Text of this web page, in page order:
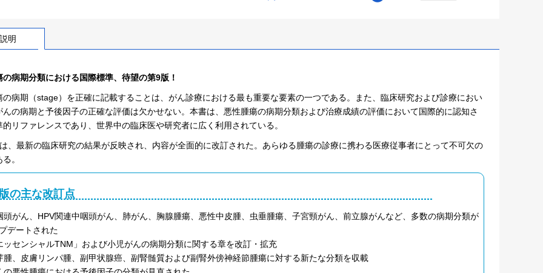
明
の病期分類における国際標準、待望の第9版！
の病期（stage）を正確に記載することは、がん診療における最も重要な要素の一つである。また、臨床研究および診療におい
んの病期と予後因子の正確な評価は欠かせない。本書は、悪性腫瘍の病期分類および治療成績の評価において国際的に認知さ
的リファレンスであり、世界中の臨床医や研究者に広く利用されている。
、最新の臨床研究の結果が反映され、内容が全面的に改訂された。あらゆる腫瘍の診療に携わる医療従事者にとって不可欠の
。
の主な改訂点
頭がん、HPV関連中咽頭がん、肺がん、胸腺腫瘍、悪性中皮腫、虫垂腫瘍、子宮頸がん、前立腺がんなど、多数の病期分類が
デートされた
ッセンシャルTNM」および小児がんの病期分類に関する章を改訂・拡充
腫、皮膚リンパ腫、副甲状腺癌、副腎髄質および副腎外傍神経節腫瘍に対する新たな分類を収載